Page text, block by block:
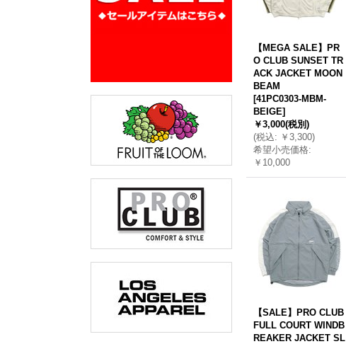
【MEGA SALE】PR
O CLUB SUNSET TR
ACK JACKET MOON
BEAM
[41PC0303-MBM-
BEIGE]
￥3,000(税別)
(税込: ￥3,300)
希望小売価格:
￥10,000
【SALE】PRO CLUB
FULL COURT WINDB
REAKER JACKET SL